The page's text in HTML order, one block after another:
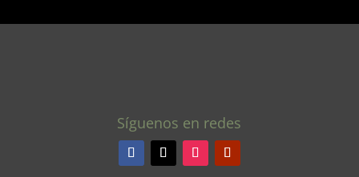
Síguenos en redes